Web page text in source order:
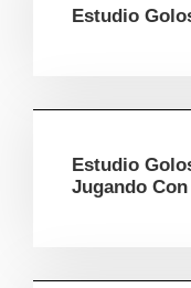
Estudio
Estudio
Jugando